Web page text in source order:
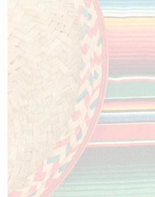
Treffen Sie uns
am Infostand